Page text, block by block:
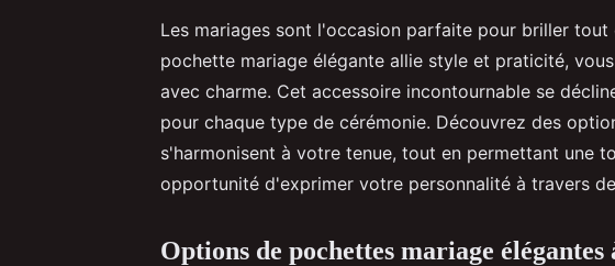
Les mariages sont l'occasion parfaite pour briller
pochette mariage élégante allie style et praticité,
avec charme. Cet accessoire incontournable se
pour chaque type de cérémonie. Découvrez des
s'harmonisent à votre tenue, tout en permettant une
opportunité d'exprimer votre personnalité à travers
Options de pochettes mariage